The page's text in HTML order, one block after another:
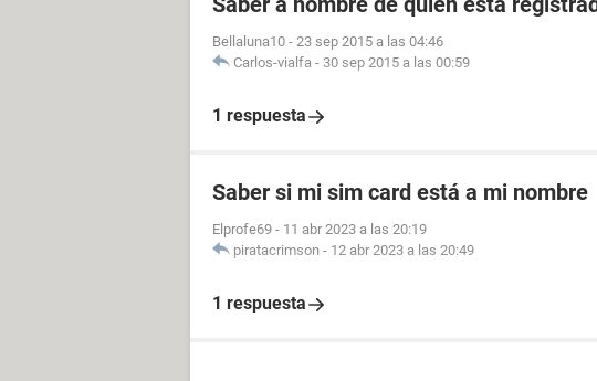
Bellaluna10 - 23 sep 2015 a las 04:46
Carlos-vialfa - 30 sep 2015 a las 00:59
1 respuesta
Saber si mi sim card está a mi nombre
Elprofe69 - 11 abr 2023 a las 20:19
piratacrimson - 12 abr 2023 a las 20:49
1 respuesta